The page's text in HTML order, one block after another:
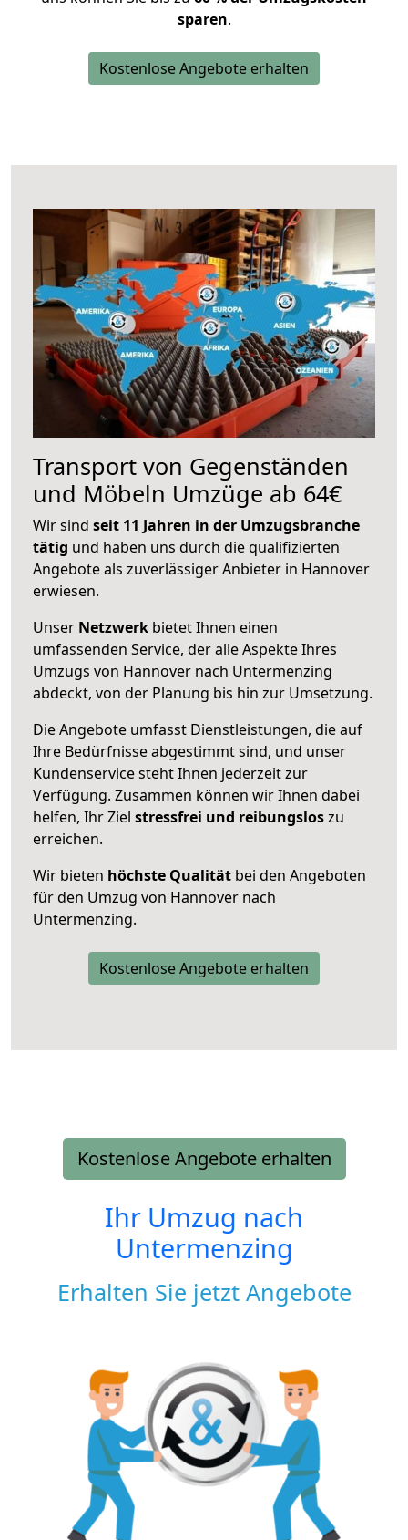
sparen.
Kostenlose Angebote erhalten
Transport von Gegenständen
und Möbeln Umzüge ab 64€
Wir sind seit 11 Jahren in der Umzugsbranche
tätig und haben uns durch die qualifizierten
Angebote als zuverlässiger Anbieter in Hannover
erwiesen.
Unser Netzwerk bietet Ihnen einen
umfassenden Service, der alle Aspekte Ihres
Umzugs von Hannover nach Untermenzing
abdeckt, von der Planung bis hin zur Umsetzung.
Die Angebote umfasst Dienstleistungen, die auf
Ihre Bedürfnisse abgestimmt sind, und unser
Kundenservice steht Ihnen jederzeit zur
Verfügung. Zusammen können wir Ihnen dabei
helfen, Ihr Ziel stressfrei und reibungsloszu
erreichen.
Wir bieten höchste Qualität bei den Angeboten
für den Umzug von Hannover nach
Untermenzing.
Kostenlose Angebote erhalten
Kostenlose Angebote erhalten
Ihr Umzug nach
Untermenzing
Erhalten Sie jetzt Angebote